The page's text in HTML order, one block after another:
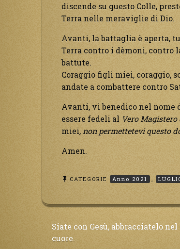
discende su questo Colle,
Terra nelle meraviglie di Dio.
Avanti, la battaglia è aperta,
Terra contro i dèmoni, contro
battute.
Coraggio figli miei, coraggio,
andate a combattere contro
Avanti, vi benedico nel nome
essere fedeli al Vero Magistero
miei, non permettetevi questo
Amen.
CATEGORIE Anno 2021
Navigazione
Siate con Gesù, abbracciatelo
cuore.